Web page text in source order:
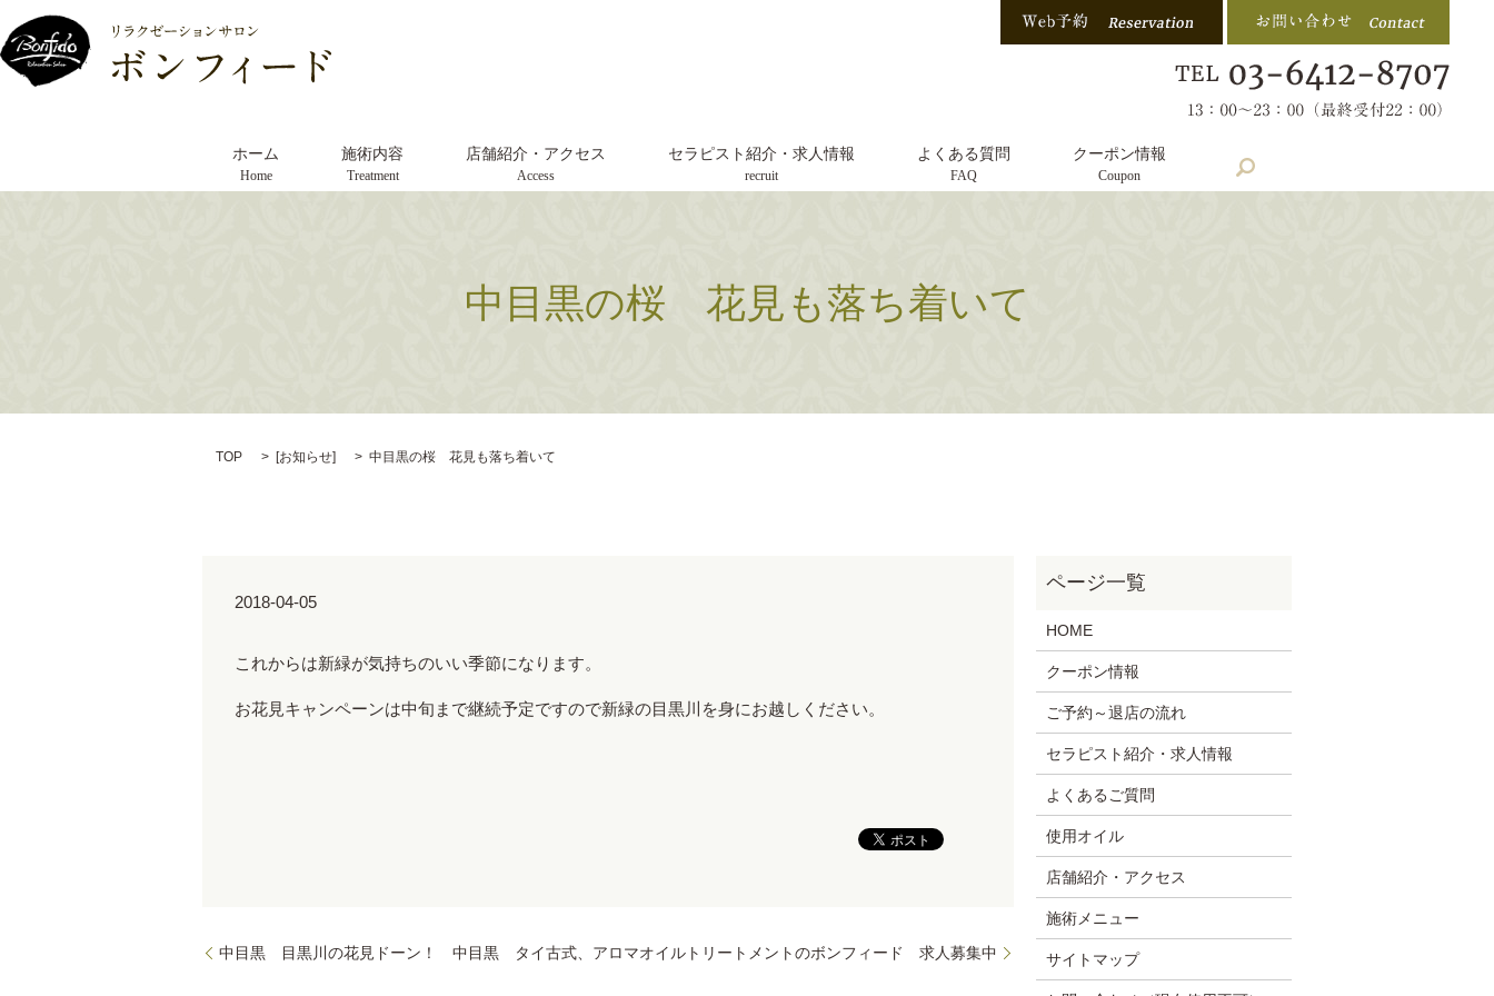
ホーム
Home
施術内容
Treatment
店舗紹介・アクセス
Access
セラピスト紹介・求人情報
recruit
よくある質問
FAQ
クーポン情報
Coupon
中目黒の桜 花見も落ち着いて
TOP [お知らせ] 中目黒の桜 花見も落ち着いて
2018-04-05
これからは新緑が気持ちのいい季節になります。
お花見キャンペーンは中旬まで継続予定ですので新緑の目黒川を身にお越しください。
中目黒 目黒川の花見ドーン！ 中目黒 タイ古式、アロマオイルトリートメントのボンフィード 求人募集中
HOME
クーポン情報
ご予約～退店の流れ
セラピスト紹介・求人情報
よくあるご質問
使用オイル
店舗紹介・アクセス
施術メニュー
サイトマップ